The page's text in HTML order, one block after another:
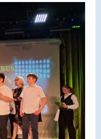
– ROZWÓJ
TERENIE MIASTA